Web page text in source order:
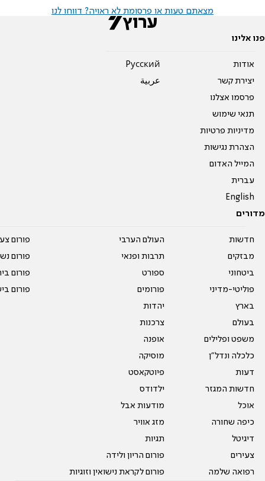
מצאתם טעות או פרסומת לא ראויה? דווחו לנו
פנו אלינו
אודות
יצירת קשר
פרסמו אצלנו
תנאי שימוש
מדיניות פרטיות
הצהרת נגישות
המייל האדום
עברית
English
Pусский
عربية
מדורים
חדשות
מבזקים
ביטחוני
פוליטי-מדיני
בארץ
בעולם
משפט ופלילים
כלכלה ונדל"ן
דעות
חדשות המגזר
אוכל
כיפה שחורה
דיגיטל
צעירים
רפואה שלמה
העולם הערבי
תרבות ופנאי
ספורט
פורומים
יהדות
צרכנות
אופנה
מוסיקה
פיוטקאסט
ילדודס
מודעות אבל
מזג אוויר
תגיות
פורום הריון ולידה
פורום לקראת נישואין וזוגיות
פורום
פורום
פורום
פורום